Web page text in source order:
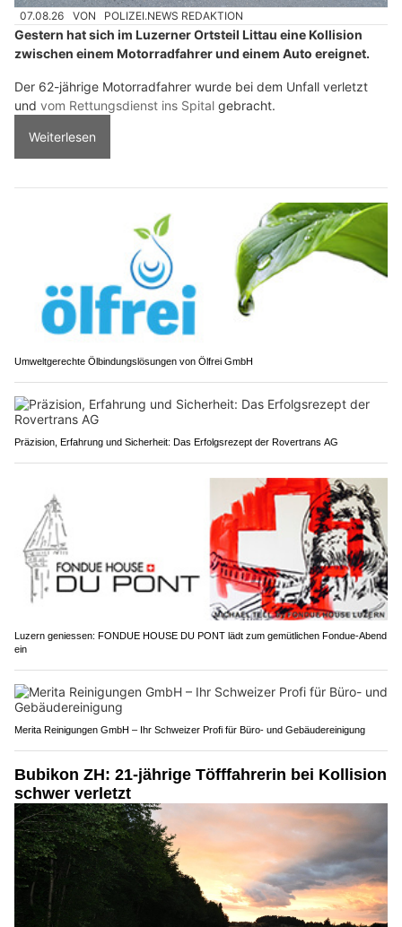
07.08.26 VON POLIZEI.NEWS REDAKTION
Gestern hat sich im Luzerner Ortsteil Littau eine Kollision
zwischen einem Motorradfahrer und einem Auto ereignet.
Der 62-jährige Motorradfahrer wurde bei dem Unfall verletzt
und vom Rettungsdienst ins Spital gebracht.
Weiterlesen
Umweltgerechte Ölbindungslösungen von Ölfrei GmbH
Präzision, Erfahrung und Sicherheit: Das Erfolgsrezept der Rovertrans AG
Luzern geniessen: FONDUE HOUSE DU PONT lädt zum gemütlichen Fondue-Abend
ein
Merita Reinigungen GmbH – Ihr Schweizer Profi für Büro- und Gebäudereinigung
Bubikon ZH: 21-jährige Töfffahrerin bei Kollision
schwer verletzt